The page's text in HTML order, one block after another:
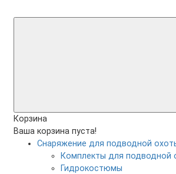
Корзина
Ваша корзина пуста!
Снаряжение для подводной
Комплекты для подводной
Гидрокостюмы